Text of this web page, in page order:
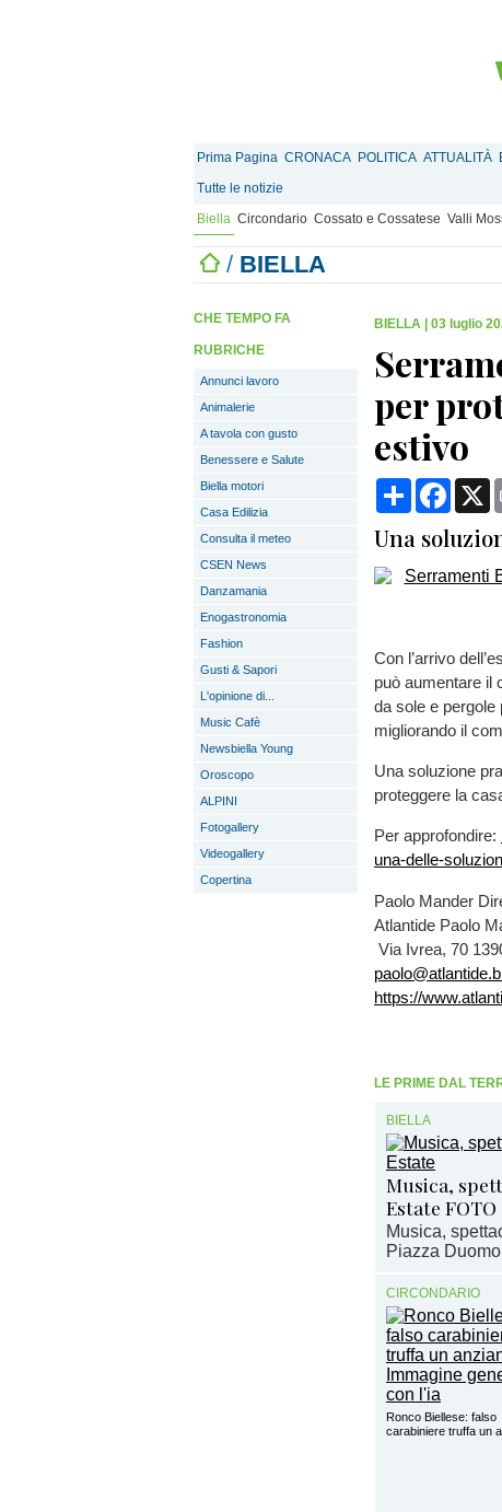
Prima Pagina CRONACA POLITICA ATTUALITÀ
Tutte le notizie
Biella Circondario Cossato e Cossatese Valli
/ BIELLA
CHE TEMPO FA
RUBRICHE
Annunci lavoro
Animalerie
A tavola con gusto
Benessere e Salute
Biella motori
Casa Edilizia
Consulta il meteo
CSEN News
Danzamania
Enogastronomia
Fashion
Gusti & Sapori
L'opinione di...
Music Cafè
Newsbiella Young
Oroscopo
ALPINI
Fotogallery
Videogallery
Copertina
BIELLA 03 luglio
per
estivo
Condividi X
Una
Con l’arrivo
può aumentare il
da sole e pergole
migliorando il
Una soluzione
proteggere la
Per approfondire:
una-delle-
Paolo Mander
Atlantide Paolo
Via Ivrea, 70
https://
LE PRIME DAL
BIELLA
Musica,
Estate FOTO
Musica,
Piazza
CIRCONDARIO
Ronco Biellese: falso
carabiniere truffa un